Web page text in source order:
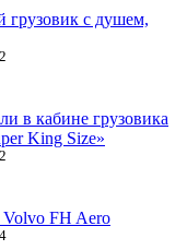
грузовик с душем,
в кабине грузовика
King Size»
FH Aero